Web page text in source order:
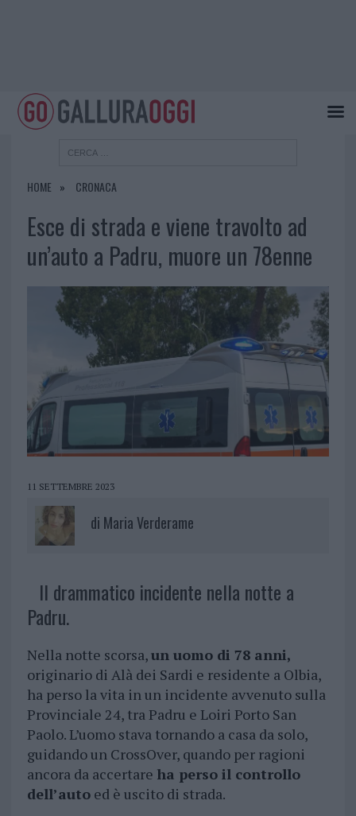
HOME CRONACA
Esce di strada e viene travolto ad
un’auto a Padru, muore un 78enne
11 SETTEMBRE 2023
di Maria Verderame
Il drammatico incidente nella notte a
Padru.
Nella notte scorsa,un uomo di 78 anni,
originario di Alà dei Sardi e residente a Olbia,
ha perso la vita in un incidente avvenuto sulla
Provinciale 24, tra Padru e Loiri Porto San
Paolo. L’uomo stava tornando a casa da solo,
guidando un CrossOver, quando per ragioni
ancora da accertare ha perso il controllo
dell’autoed è uscito di strada.